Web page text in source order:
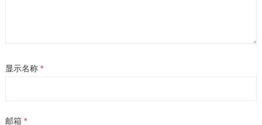
显示名称 *
邮箱 *